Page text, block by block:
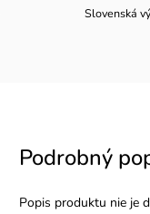
Slovenská
Podrobný
Popis produktu nie je